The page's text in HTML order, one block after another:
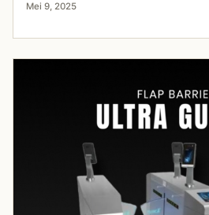
Mei 9, 2025